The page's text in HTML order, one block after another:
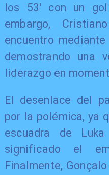
los 53' con un
embargo,
encuentro
demostrando una
liderazgo en
El desenlace del
por la polémica, ya
escuadra de
significado el
Finalmente,